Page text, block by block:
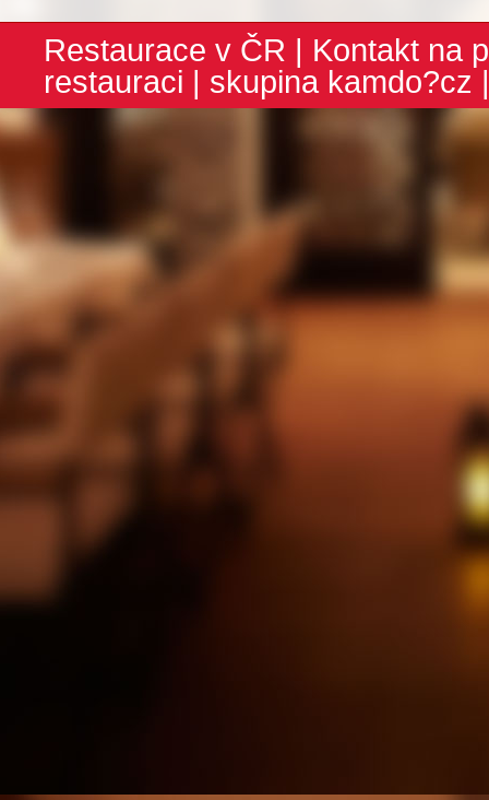
Restaurace v ČR | Kontakt na
restauraci | skupina kamdo?cz |